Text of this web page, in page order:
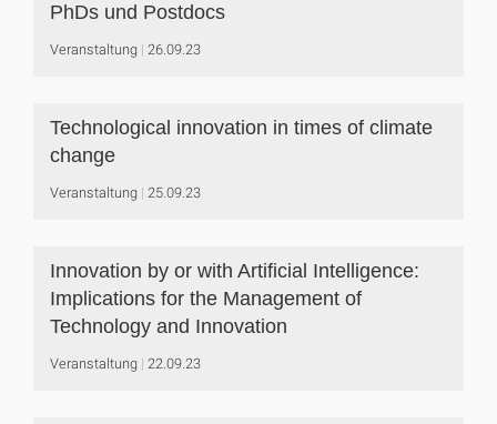
PhDs und Postdocs
Veranstaltung 26.09.23
Technological innovation in times of climate
change
Veranstaltung 25.09.23
Innovation by or with Artificial Intelligence:
Implications for the Management of
Technology and Innovation
Veranstaltung 22.09.23